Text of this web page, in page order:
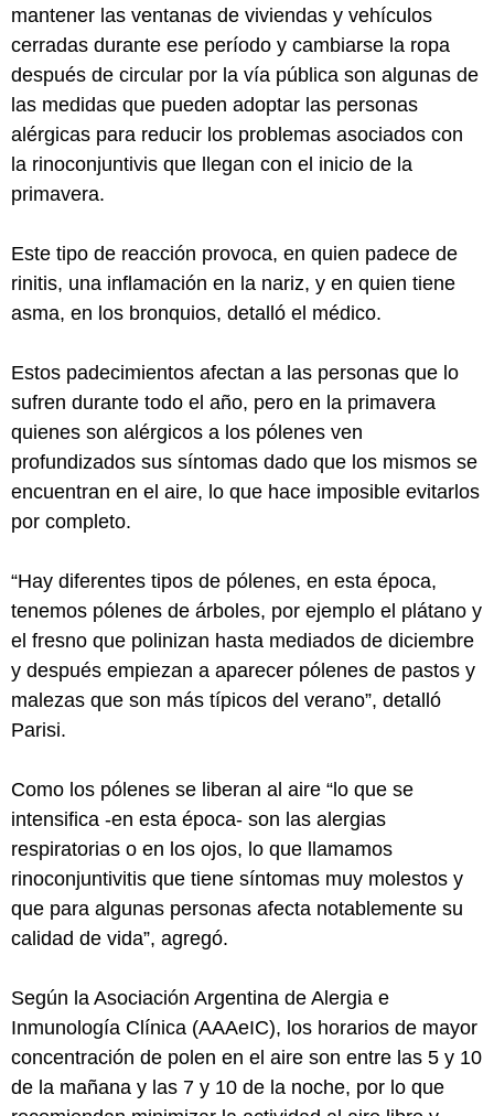
mantener las ventanas de viviendas y vehículos
cerradas durante ese período y cambiarse la ropa
después de circular por la vía pública son algunas de
las medidas que pueden adoptar las personas
alérgicas para reducir los problemas asociados con
la rinoconjuntivis que llegan con el inicio de la
primavera.
Este tipo de reacción provoca, en quien padece de
rinitis, una inflamación en la nariz, y en quien tiene
asma, en los bronquios, detalló el médico.
Estos padecimientos afectan a las personas que lo
sufren durante todo el año, pero en la primavera
quienes son alérgicos a los pólenes ven
profundizados sus síntomas dado que los mismos se
encuentran en el aire, lo que hace imposible evitarlos
por completo.
“Hay diferentes tipos de pólenes, en esta época,
tenemos pólenes de árboles, por ejemplo el plátano y
el fresno que polinizan hasta mediados de diciembre
y después empiezan a aparecer pólenes de pastos y
malezas que son más típicos del verano”, detalló
Parisi.
Como los pólenes se liberan al aire “lo que se
intensifica -en esta época- son las alergias
respiratorias o en los ojos, lo que llamamos
rinoconjuntivitis que tiene síntomas muy molestos y
que para algunas personas afecta notablemente su
calidad de vida”, agregó.
Según la Asociación Argentina de Alergia e
Inmunología Clínica (AAAeIC), los horarios de mayor
concentración de polen en el aire son entre las 5 y 10
de la mañana y las 7 y 10 de la noche, por lo que